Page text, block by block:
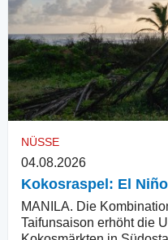
NÜSSE
04.08.2026
Kokosraspel: El
MANILA. Die
Taifunsaison erhöht die